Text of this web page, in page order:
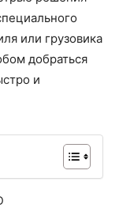
или грузовика
добраться
и